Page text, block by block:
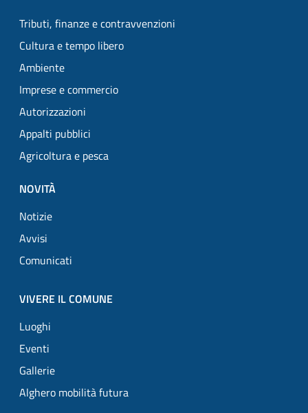
Tributi, finanze e contravvenzioni
Cultura e tempo libero
Ambiente
Imprese e commercio
Autorizzazioni
Appalti pubblici
Agricoltura e pesca
NOVITÀ
Notizie
Avvisi
Comunicati
VIVERE IL COMUNE
Luoghi
Eventi
Gallerie
Alghero mobilità futura